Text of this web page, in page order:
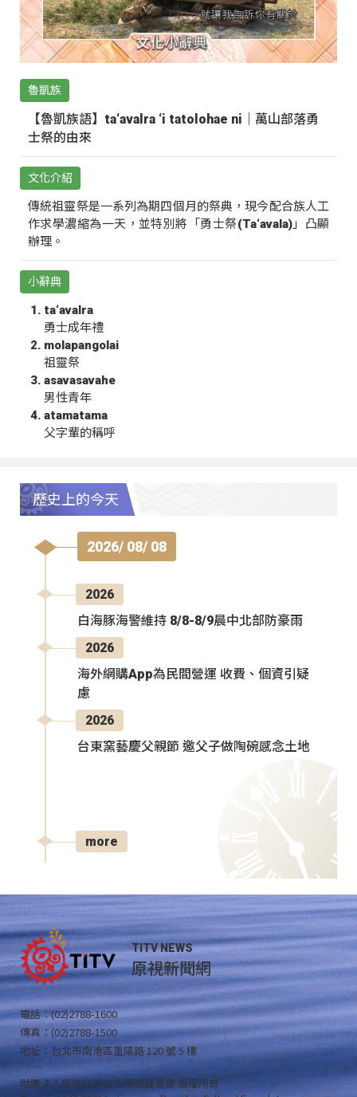
魯凱族
【魯凱族語】ta‘avalra ‘i tatolohae ni｜萬山部落勇
士祭的由來
文化介紹
傳統祖靈祭是一系列為期四個月的祭典，現今配合族人工
作求學濃縮為一天，並特別將「勇士祭(Ta‘avala)」凸顯
辦理。
小辭典
ta‘avalra
勇士成年禮
molapangolai
祖靈祭
asavasavahe
男性青年
atamatama
父字輩的稱呼
歷史上的今天
2026/ 08/ 08
2026
白海豚海警維持 8/8-8/9晨中北部防豪雨
2026
海外網購App為民間營運 收費、個資引疑
慮
2026
台東窯藝慶父親節 邀父子做陶碗感念土地
more
TITV NEWS
原視新聞網
電話：(02)2788-1600
傳真：(02)2788-1500
地址：台北市南港區重陽路 120 號 5 樓
財團法人原住民族文化事業基金會 版權所有